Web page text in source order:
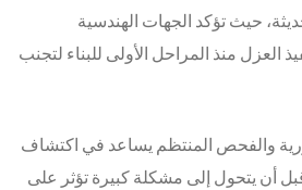
حيث تؤكد الجهات الهندسية
العزل منذ المراحل الأولى للبناء لتجنب
والفحص المنتظم يساعد في اكتشاف
أن يتحول إلى مشكلة كبيرة تؤثر على